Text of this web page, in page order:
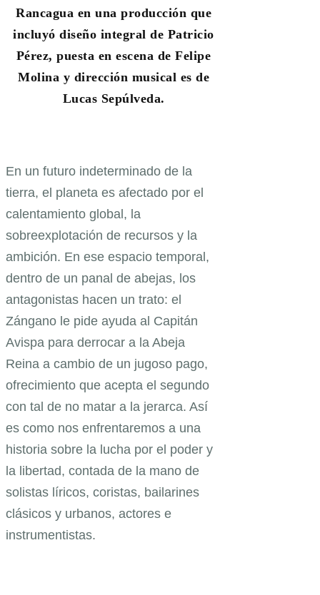
Rancagua en una producción que
incluyó diseño integral de Patricio
Pérez, puesta en escena de Felipe
Molina y dirección musical es de
Lucas Sepúlveda.
En un futuro indeterminado de la
tierra, el planeta es afectado por el
calentamiento global, la
sobreexplotación de recursos y la
ambición. En ese espacio temporal,
dentro de un panal de abejas, los
antagonistas hacen un trato: el
Zángano le pide ayuda al Capitán
Avispa para derrocar a la Abeja
Reina a cambio de un jugoso pago,
ofrecimiento que acepta el segundo
con tal de no matar a la jerarca. Así
es como nos enfrentaremos a una
historia sobre la lucha por el poder y
la libertad, contada de la mano de
solistas líricos, coristas, bailarines
clásicos y urbanos, actores e
instrumentistas.